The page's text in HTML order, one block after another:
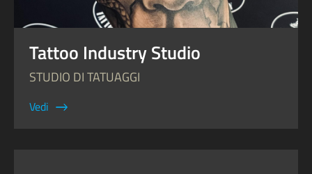
Tattoo Industry Studio
STUDIO DI TATUAGGI
Vedi